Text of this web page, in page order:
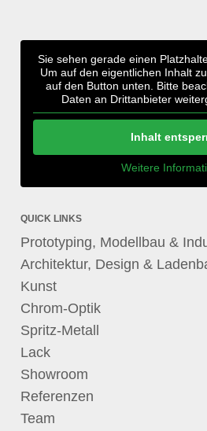
Sie sehen gerade einen
Um auf den eigentlichen Inhalt
auf den Button unten. Bitte
Daten an Drittanbieter
Inhalt
Weitere
QUICK LINKS
Prototyping, Modellbau &
Architektur, Design &
Kunst
Chrom-Optik
Spritz-Metall
Lack
Showroom
Referenzen
Team